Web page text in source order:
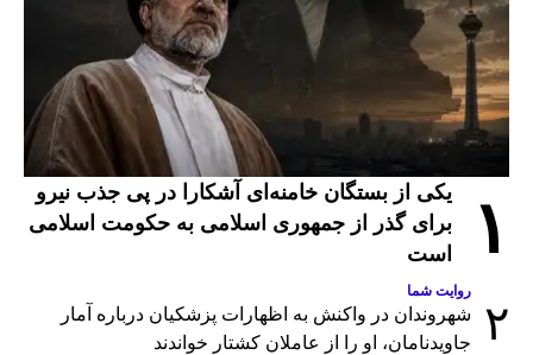
۱
یکی از بستگان خامنه‌ای آشکارا در پی جذب نیرو
برای گذر از جمهوری اسلامی به حکومت اسلامی
است
۲
روایت شما
شهروندان در واکنش به اظهارات پزشکیان درباره آمار
جاویدنامان، او را از عاملان کشتار خواندند